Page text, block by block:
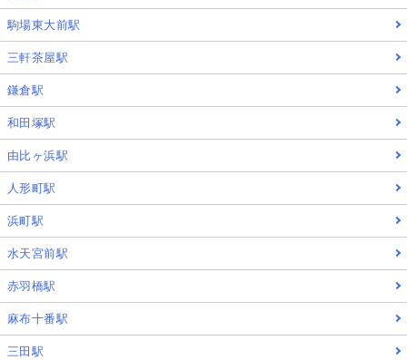
駒場東大前駅
三軒茶屋駅
鎌倉駅
和田塚駅
由比ヶ浜駅
人形町駅
浜町駅
水天宮前駅
赤羽橋駅
麻布十番駅
三田駅